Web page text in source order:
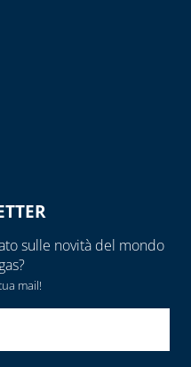
sulle novità del mondo
mail!